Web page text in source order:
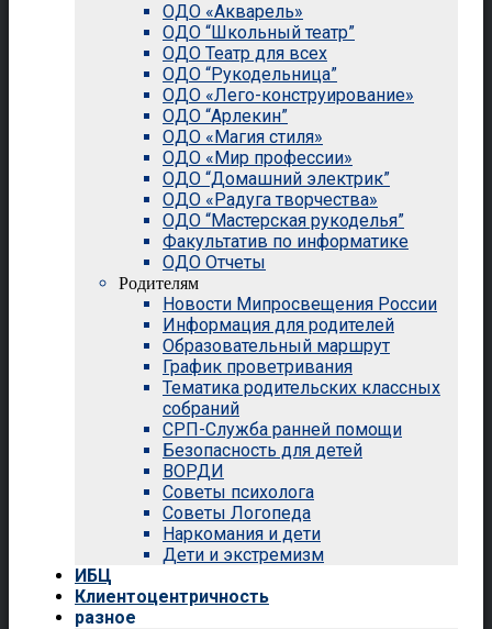
ОДО «Акварель»
ОДО “Школьный театр”
ОДО Театр для всех
ОДО “Рукодельница”
ОДО «Лего-конструирование»
ОДО “Арлекин”
ОДО «Магия стиля»
ОДО «Мир профессии»
ОДО “Домашний электрик”
ОДО «Радуга творчества»
ОДО “Мастерская рукоделья”
Факультатив по информатике
ОДО Отчеты
Родителям
Новости Мипросвещения России
Информация для родителей
Образовательный маршрут
График проветривания
Тематика родительских классных
собраний
СРП-Служба ранней помощи
Безопасность для детей
ВОРДИ
Советы психолога
Советы Логопеда
Наркомания и дети
Дети и экстремизм
ИБЦ
Клиентоцентричность
разное